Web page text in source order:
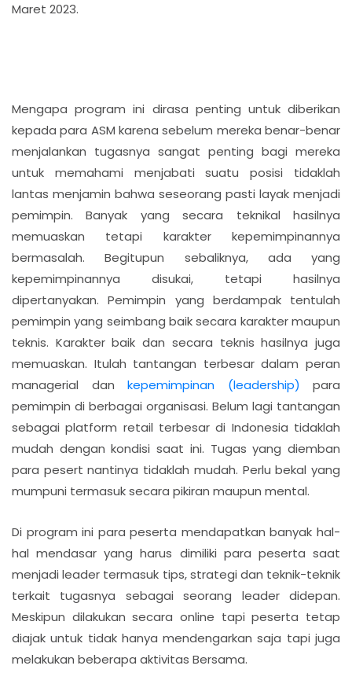
Maret 2023.
Mengapa program ini dirasa penting untuk diberikan
kepada para ASM karena sebelum mereka benar-benar
menjalankan tugasnya sangat penting bagi mereka
untuk memahami menjabati suatu posisi tidaklah
lantas menjamin bahwa seseorang pasti layak menjadi
pemimpin. Banyak yang secara teknikal hasilnya
memuaskan tetapi karakter kepemimpinannya
bermasalah. Begitupun sebaliknya, ada yang
kepemimpinannya disukai, tetapi hasilnya
dipertanyakan. Pemimpin yang berdampak tentulah
pemimpin yang seimbang baik secara karakter maupun
teknis. Karakter baik dan secara teknis hasilnya juga
memuaskan. Itulah tantangan terbesar dalam peran
managerial dan kepemimpinan (leadership) para
pemimpin di berbagai organisasi. Belum lagi tantangan
sebagai platform retail terbesar di Indonesia tidaklah
mudah dengan kondisi saat ini. Tugas yang diemban
para pesert nantinya tidaklah mudah. Perlu bekal yang
mumpuni termasuk secara pikiran maupun mental.
Di program ini para peserta mendapatkan banyak hal-
hal mendasar yang harus dimiliki para peserta saat
menjadi leader termasuk tips, strategi dan teknik-teknik
terkait tugasnya sebagai seorang leader didepan.
Meskipun dilakukan secara online tapi peserta tetap
diajak untuk tidak hanya mendengarkan saja tapi juga
melakukan beberapa aktivitas Bersama.